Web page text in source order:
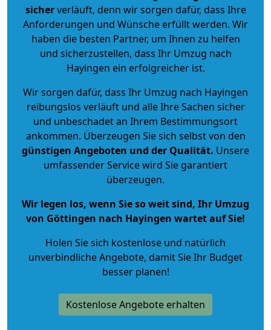
sicherverläuft, denn wir sorgen dafür, dass Ihre
Anforderungen und Wünsche erfüllt werden. Wir
haben die besten Partner, um Ihnen zu helfen
und sicherzustellen, dass Ihr Umzug nach
Hayingen ein erfolgreicher ist.
Wir sorgen dafür, dass Ihr Umzug nach Hayingen
reibungslos verläuft und alle Ihre Sachen sicher
und unbeschadet an Ihrem Bestimmungsort
ankommen. Überzeugen Sie sich selbst von den
günstigen Angeboten und der Qualität. Unsere
umfassender Service wird Sie garantiert
überzeugen.
Wir legen los, wenn Sie so weit sind, Ihr Umzug
von Göttingen nach Hayingen wartet auf Sie!
Holen Sie sich kostenlose und natürlich
unverbindliche Angebote, damit Sie Ihr Budget
besser planen!
Kostenlose Angebote erhalten